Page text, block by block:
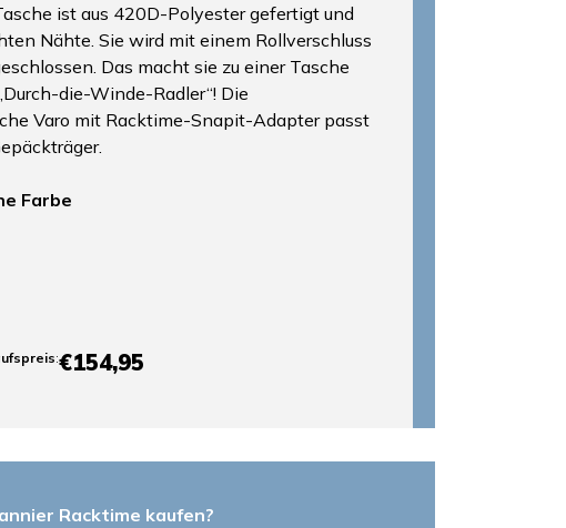
ist aus 420D-Polyester gefertigt und
Nähte. Sie wird mit einem Rollverschluss
Das macht sie zu einer Tasche
die-Winde-Radler“! Die
Varo mit Racktime-Snapit-Adapter passt
Farbe
:€154,95
Racktime kaufen?